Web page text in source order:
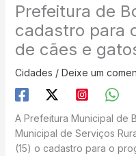
Prefeitura de
cadastro para
de cães e
Cidades / Deixe um
A Prefeitura Municipal de
Municipal de Serviços
(15) o cadastro para o